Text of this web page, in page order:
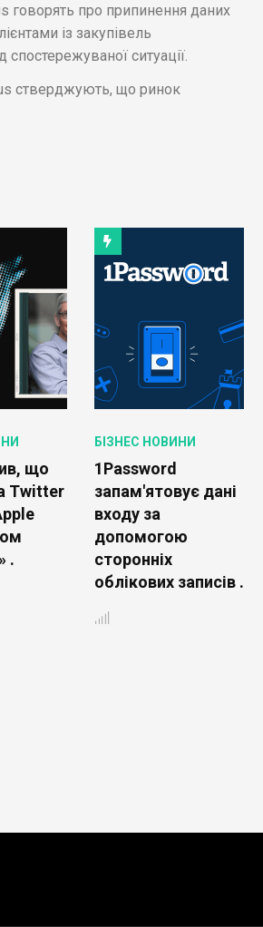
говорять про припинення даних
із закупівель
ситуації.
стверджують, що ринок
що
Twitter
.
БІЗНЕС НОВИНИ
1Password
запам'ятовує дані
входу за
допомогою
сторонніх
облікових записів .